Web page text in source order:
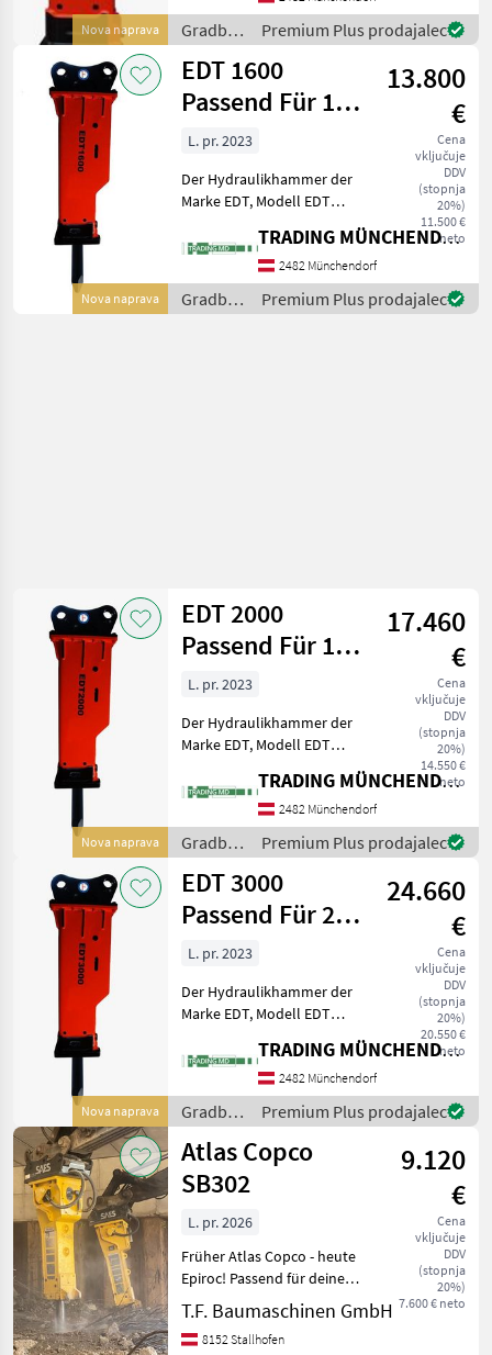
Nova naprava
Baggern mit einem
Einsatzgewicht von 10, 0
Gradbeni
stroji /
EDT
Premium Plus prodajalec
Nova naprava
EDT 1600
Passend Für 15,0
- 26,0 Tonen
Bagger 16
13.800
€
Cena
vključuje
DDV
(stopnja
20%)
11.500 €
neto
L. pr. 2023
Der Hydraulikhammer der
Marke EDT, Modell EDT
Anbaugerät, das speziell für
den Einsatz an kleinen
Baggern mit einem
Einsatzgewicht von 15,
TRADING MÜNCHENDORF Handels GmbH
2482 Münchendorf
Gradbeni
stroji /
Premium Plus prodajalec
Nova naprava
EDT 2000
Passend Für 18,0
- 26,0 Tonen
Bagger 20
17.460
€
Cena
vključuje
DDV
(stopnja
20%)
14.550 €
neto
L. pr. 2023
Der Hydraulikhammer der
Marke EDT, Modell EDT
Anbaugerät, das speziell für
den Einsatz an kleinen
Baggern mit einem
Einsatzgewicht von 18,
TRADING MÜNCHENDORF Handels GmbH
2482 Münchendorf
Gradbeni
stroji /
EDT
Premium Plus prodajalec
Nova naprava
EDT 3000
Passend Für 27,0
- 35,0 Tonen
Bagger 30
24.660
€
Cena
vključuje
DDV
(stopnja
20%)
20.550 €
neto
L. pr. 2023
Der Hydraulikhammer der
Marke EDT, Modell EDT
Anbaugerät, das speziell für
den Einsatz an kleinen
Baggern mit einem
Einsatzgewicht von 27,
TRADING MÜNCHENDORF Handels GmbH
2482 Münchendorf
Gradbeni
stroji /
EDT
Premium Plus prodajalec
Atlas Copco
SB302
9.120
€
Cena
vključuje
DDV
(stopnja
20%)
7.600 € neto
L. pr. 2026
Früher Atlas Copco - heute
Epiroc! Passend für deinen
Bagger von 1, 5 to - 140 to!
Durch die massive
wartungsfreundliche
T.F. Baumaschinen GmbH
8152 Stallhofen